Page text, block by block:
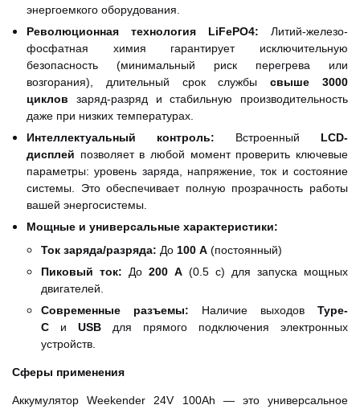
энергоемкого оборудования.
Революционная технология LiFePO4: Литий-железо-
фосфатная химия гарантирует исключительную
безопасность (минимальный риск перегрева или
возгорания), длительный срок службысвыше 3000
циклов заряд-разряд и стабильную производительность
даже при низких температурах.
Интеллектуальный контроль: Встроенный LCD-
дисплей позволяет в любой момент проверить ключевые
параметры: уровень заряда, напряжение, ток и состояние
системы. Это обеспечивает полную прозрачность работы
вашей энергосистемы.
Мощные и универсальные характеристики:
Ток заряда/разряда: До 100 А (постоянный)
Пиковый ток: До 200 А (0.5 с) для запуска мощных
двигателей.
Современные разъемы: Наличие выходов Type-
C и USB для прямого подключения электронных
устройств.
Сферы применения
Аккумулятор Weekender 24V 100Ah — это универсальное